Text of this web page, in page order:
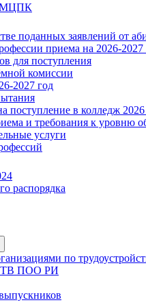
МЦПК
поданных заявлений от
приема на 2026-2027
для поступления
комиссии
2027 год
поступление в колледж 2026
и требования к уровню
услуги
распорядка
по
ПОО РИ